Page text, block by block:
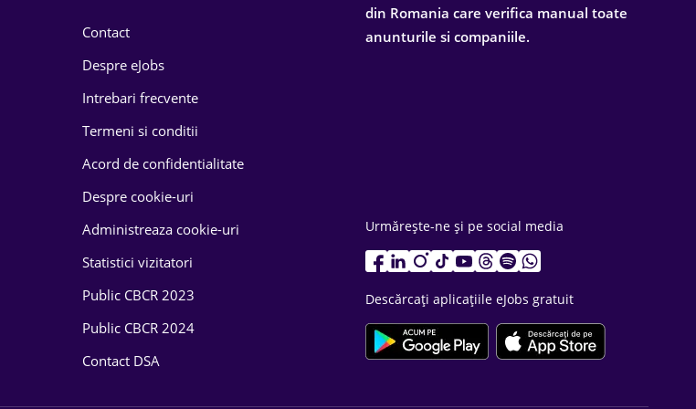
Contact
Despre eJobs
Intrebari frecvente
Termeni si conditii
Acord de confidentialitate
Despre cookie-uri
Administreaza cookie-uri
Statistici vizitatori
Public CBCR 2023
Public CBCR 2024
Contact DSA
din Romania care verifica manual toate
anunturile si companiile.
Urmărește-ne și pe social media
Descărcați aplicațiile eJobs gratuit